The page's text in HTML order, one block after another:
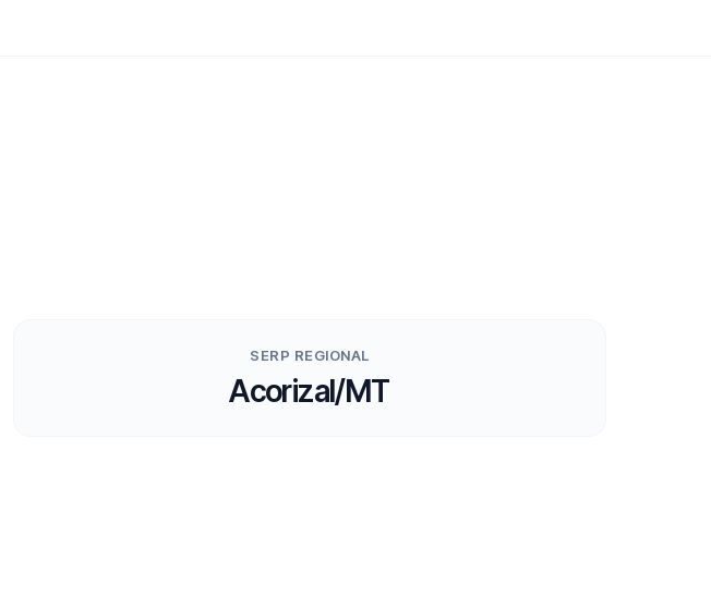
SERP REGIONAL
Acorizal/MT